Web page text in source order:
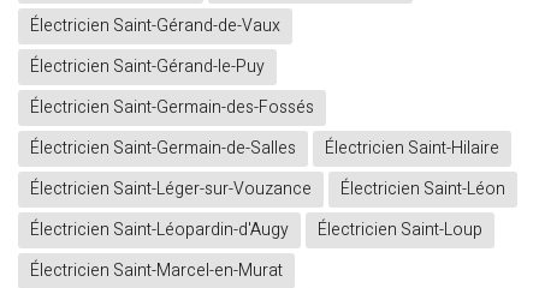
Électricien Saint-Gérand-de-Vaux
Électricien Saint-Gérand-le-Puy
Électricien Saint-Germain-des-Fossés
Électricien Saint-Germain-de-Salles
Électricien Saint-Hilaire
Électricien Saint-Léger-sur-Vouzance
Électricien Saint-Léon
Électricien Saint-Léopardin-d'Augy
Électricien Saint-Loup
Électricien Saint-Marcel-en-Murat